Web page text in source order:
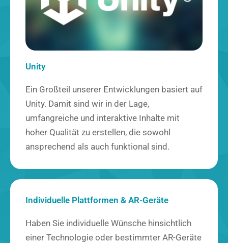
Unity
Ein Großteil unserer Entwicklungen basiert auf
Unity. Damit sind wir in der Lage,
umfangreiche und interaktive Inhalte mit
hoher Qualität zu erstellen, die sowohl
ansprechend als auch funktional sind.
Individuelle Plattformen & AR-Geräte
Haben Sie individuelle Wünsche hinsichtlich
einer Technologie oder bestimmter AR-Geräte